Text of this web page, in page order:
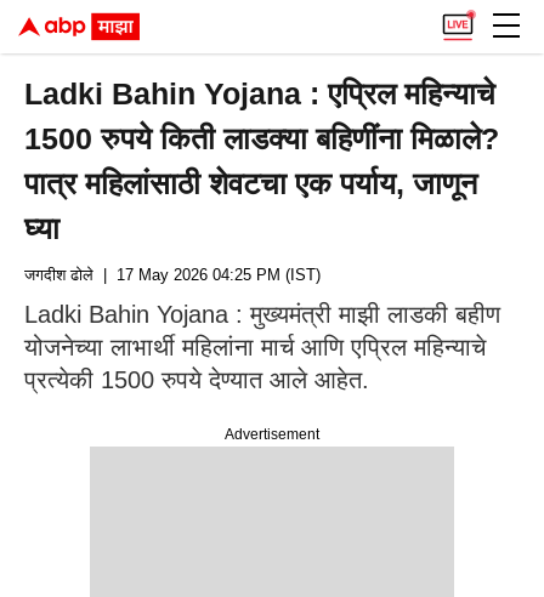
Ladki Bahin Yojana : एप्रिल महिन्याचे
1500 रुपये किती लाडक्या बहिणींना मिळाले?
पात्र महिलांसाठी शेवटचा एक पर्याय, जाणून
घ्या
Advertisement
जगदीश ढोले | 17 May 2026 04:25 PM (IST)
Ladki Bahin Yojana : मुख्यमंत्री माझी लाडकी बहीण
योजनेच्या लाभार्थी महिलांना मार्च आणि एप्रिल महिन्याचे
प्रत्येकी 1500 रुपये देण्यात आले आहेत.